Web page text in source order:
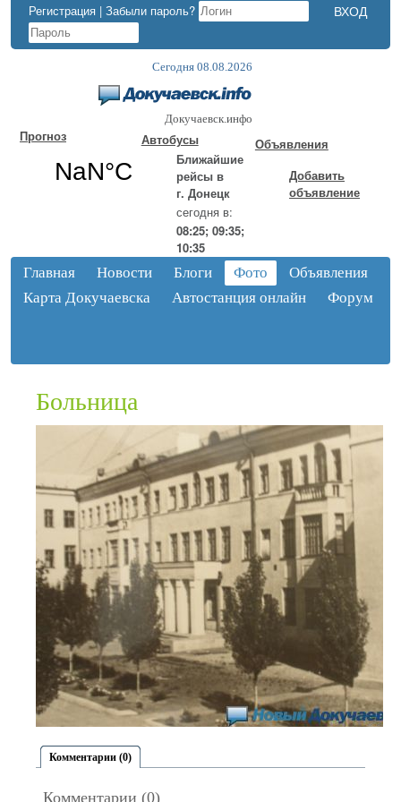
Регистрация | Забыли пароль?
Сегодня 08.08.2026
Докучаевск.инфо
Прогноз
Автобусы
Ближайшие
рейсы в
г. Донецк
сегодня в:
08:25; 09:35;
10:35
Объявления
Добавить
объявление
Главная Новости Блоги Фото
Объявления
Карта Докучаевска
Автостанция онлайн Форум
Больница
Комментарии (0)
Комментарии (0)